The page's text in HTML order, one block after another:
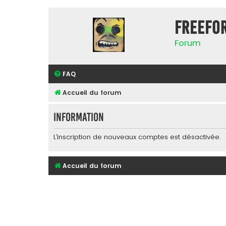
Forum
FAQ
Accueil du forum
Information
L’inscription de nouveaux comptes est désactivée.
Accueil du forum